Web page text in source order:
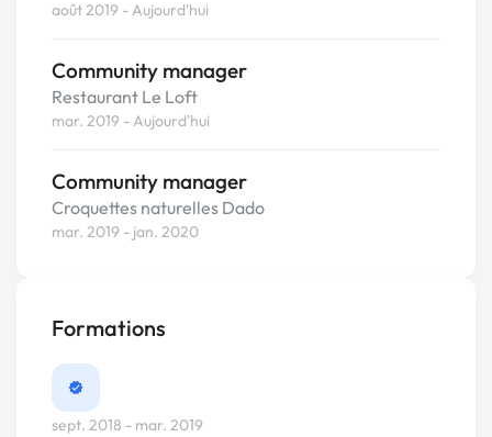
août 2019 - Aujourd'hui
Community manager
Restaurant Le Loft
mar. 2019 - Aujourd'hui
Community manager
Croquettes naturelles Dado
mar. 2019 - jan. 2020
Formations
sept. 2018 - mar. 2019